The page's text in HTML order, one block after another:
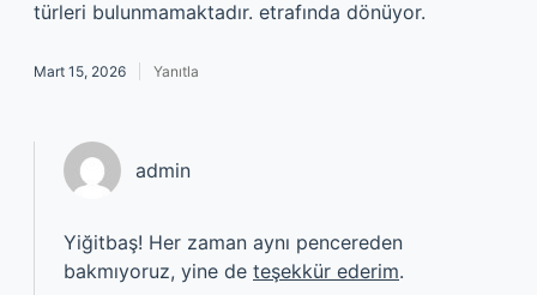
türleri bulunmamaktadır. etrafında dönüyor.
Mart 15, 2026 Yanıtla
admin
Yiğitbaş! Her zaman aynı pencereden
bakmıyoruz, yine de teşekkür ederim.